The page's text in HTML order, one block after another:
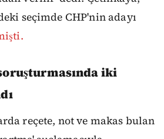
seçimde CHP'nin adayı
iki
reçete, not ve makas bulan